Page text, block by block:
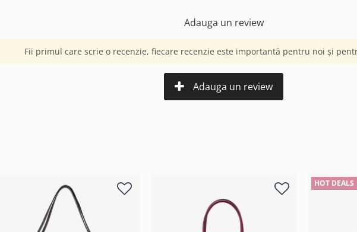
Adauga un review
Fii primul care scrie o recenzie, fiecare recenzie este importantă pentru noi și
Adauga un review
HOT DEALS